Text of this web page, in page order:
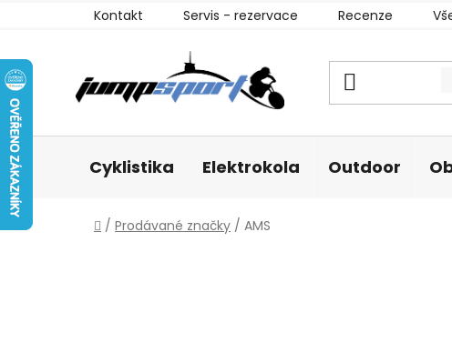
Kontakt Servis - rezervace Recenze
Cyklistika Elektrokola Outdoor
Domů
/ Prodávané značky / AMS